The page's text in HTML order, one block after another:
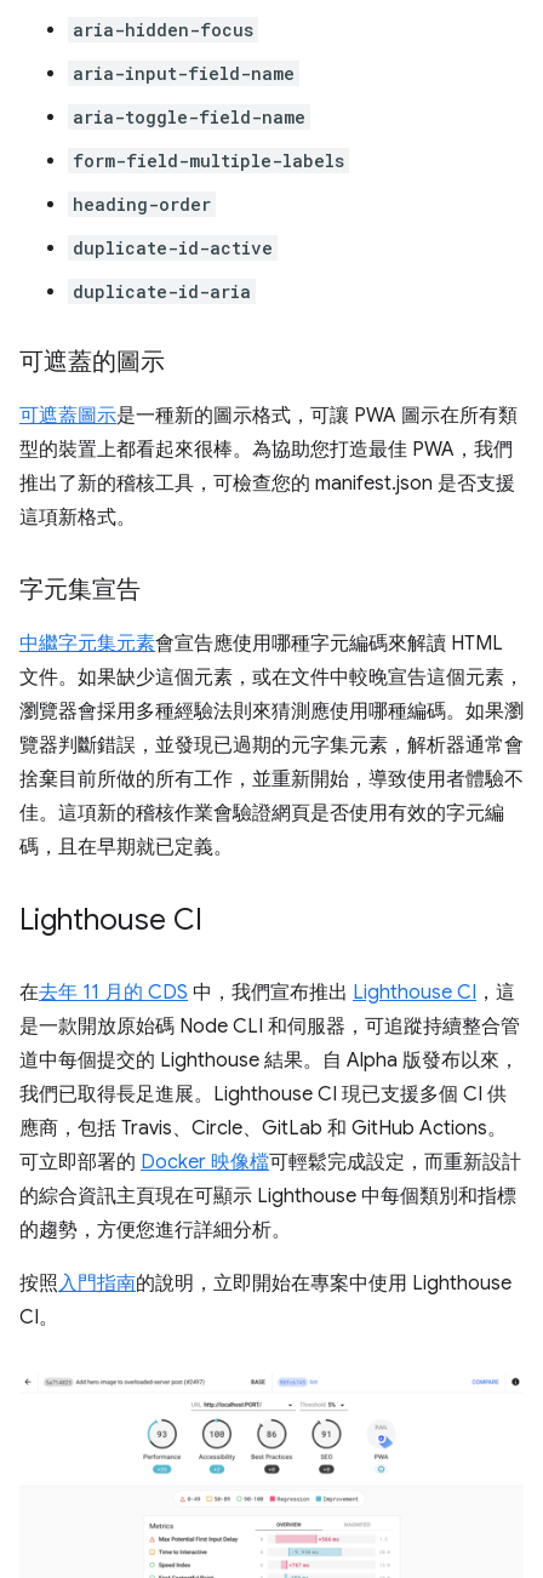
aria-hidden-focus
aria-input-field-name
aria-toggle-field-name
form-field-multiple-labels
heading-order
duplicate-id-active
duplicate-id-aria
可遮蓋的圖示
可遮蓋圖示是一種新的圖示格式，可讓 PWA 圖示在所有類
型的裝置上都看起來很棒。為協助您打造最佳 PWA，我們
推出了新的稽核工具，可檢查您的 manifest.json 是否支援
這項新格式。
字元集宣告
中繼字元集元素會宣告應使用哪種字元編碼來解讀 HTML
文件。如果缺少這個元素，或在文件中較晚宣告這個元素，
瀏覽器會採用多種經驗法則來猜測應使用哪種編碼。如果瀏
覽器判斷錯誤，並發現已過期的元字集元素，解析器通常會
捨棄目前所做的所有工作，並重新開始，導致使用者體驗不
佳。這項新的稽核作業會驗證網頁是否使用有效的字元編
碼，且在早期就已定義。
Lighthouse CI
在去年 11 月的 CDS 中，我們宣布推出 Lighthouse CI ，這
是一款開放原始碼 Node CLI 和伺服器，可追蹤持續整合管
道中每個提交的 Lighthouse 結果。自 Alpha 版發布以來，
我們已取得長足進展。Lighthouse CI 現已支援多個 CI 供
應商，包括 Travis、Circle、GitLab 和 GitHub Actions。
可立即部署的 Docker 映像檔可輕鬆完成設定，而重新設計
的綜合資訊主頁現在可顯示 Lighthouse 中每個類別和指標
的趨勢，方便您進行詳細分析。
按照入門指南的說明，立即開始在專案中使用 Lighthouse
CI。